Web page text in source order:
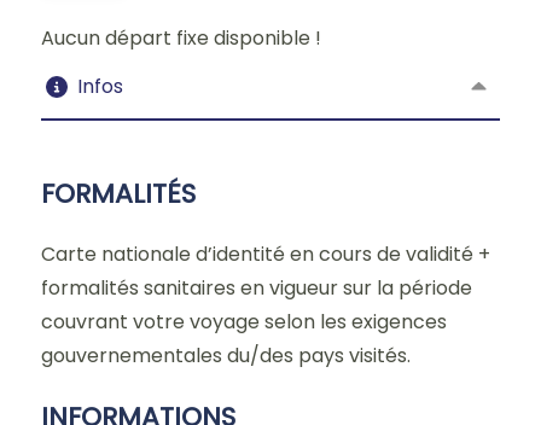
Aucun départ fixe disponible !
Infos
FORMALITÉS
Carte nationale d’identité en cours de validité +
formalités sanitaires en vigueur sur la période
couvrant votre voyage selon les exigences
gouvernementales du/des pays visités.
INFORMATIONS